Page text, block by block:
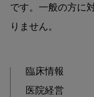
です。一般の方に
りません。
臨床情報
医院経営